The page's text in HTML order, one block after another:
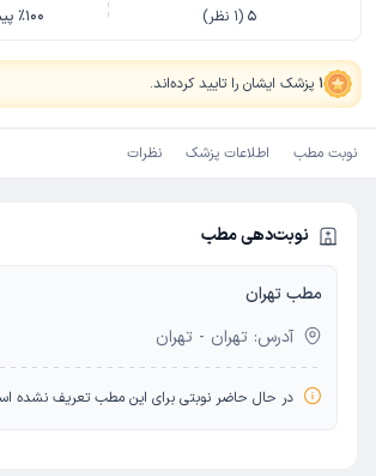
5
(
1 نظر) ٪100
1 پزشک ایشان را تایید کرده‌اند.
نوبت مطب اطلاعات پزشک نظرات
نوبت‌دهی مطب
مطب تهران
آدرس: تهران - تهران
در حال حاضر نوبتی برای این مطب تعریف نشده